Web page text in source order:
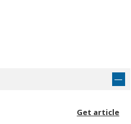
Get article